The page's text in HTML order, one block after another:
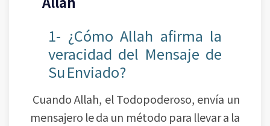
1- ¿Cómo Allah afirma la
veracidad del Mensaje de
Su Enviado?
Cuando Allah, el Todopoderoso, envía un
mensajero le da un método para llevar a la